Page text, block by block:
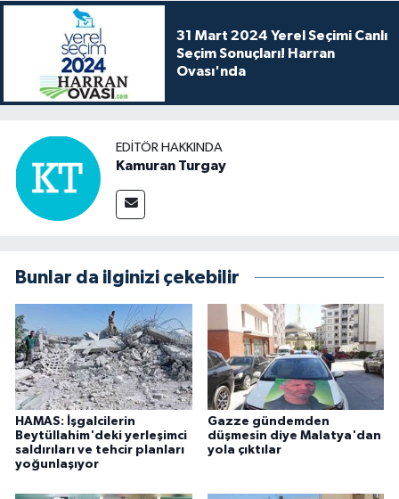
31 Mart 2024 Yerel Seçimi Canlı
Seçim Sonuçları! Harran
Ovası'nda
EDITÖR HAKKINDA
Kamuran Turgay
Bunlar da ilginizi çekebilir
HAMAS: İşgalcilerin
Beytüllahim'deki yerleşimci
saldırıları ve tehcir planları
yoğunlaşıyor
Gazze gündemden
düşmesin diye Malatya'dan
yola çıktılar